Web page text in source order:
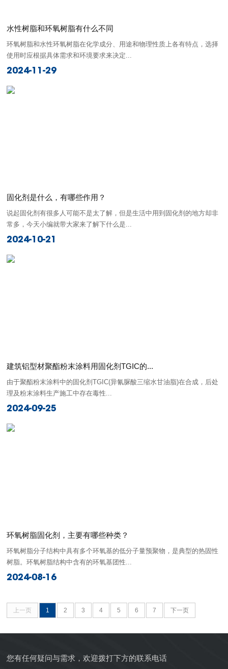
水性树脂和环氧树脂有什么不同
环氧树脂和水性环氧树脂在化学成分、用途和物理性质上各有特点，选择
使用时应根据具体需求和环境要求来决定...
2024-11-29
固化剂是什么，有哪些作用？
说起固化剂有很多人可能不是太了解，但是生活中用到固化剂的地方却非
常多，今天小编就带大家来了解下什么是...
2024-10-21
建筑铝型材聚酯粉末涂料用固化剂TGIC的...
由于聚酯粉末涂料中的固化剂TGIC(异氰脲酸三缩水甘油脂)在合成，后处
理及粉末涂料生产施工中存在毒性...
2024-09-25
环氧树脂固化剂，主要有哪些种类？
环氧树脂分子结构中具有多个环氧基的低分子量预聚物，是典型的热固性
树脂。环氧树脂结构中含有的环氧基团性...
2024-08-16
上一页 1 2 3 4 5 6 7 下一页
您有任何疑问与需求，欢迎拨打下方的联系电话